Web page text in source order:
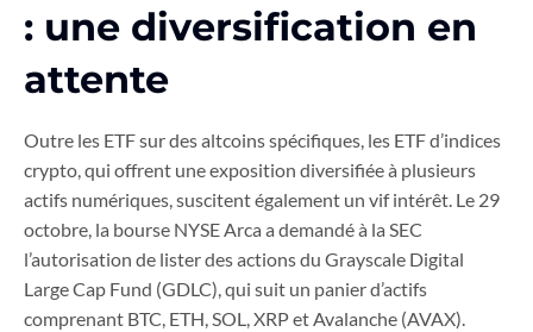
: une diversification en
attente
Outre les ETF sur des altcoins spécifiques, les ETF d’indices
crypto, qui offrent une exposition diversifiée à plusieurs
actifs numériques, suscitent également un vif intérêt. Le 29
octobre, la bourse NYSE Arca a demandé à la SEC
l’autorisation de lister des actions du Grayscale Digital
Large Cap Fund (GDLC), qui suit un panier d’actifs
comprenant BTC, ETH, SOL, XRP et Avalanche (AVAX).